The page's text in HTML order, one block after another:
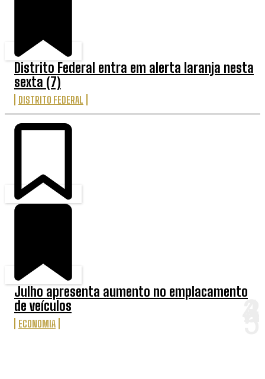
Distrito Federal entra em alerta laranja nesta
sexta (7)
DISTRITO FEDERAL
Julho apresenta aumento no emplacamento
de veículos
ECONOMIA